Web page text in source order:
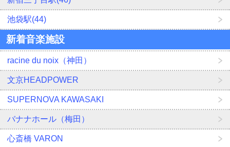
池袋駅(44)
新着音楽施設
racine du noix（神田）
文京HEADPOWER
SUPERNOVA KAWASAKI
バナナホール（梅田）
心斎橋 VARON